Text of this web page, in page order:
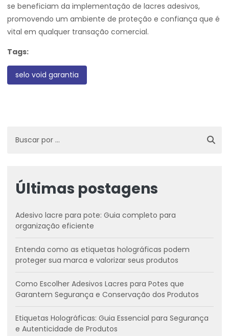
se beneficiam da implementação de lacres adesivos,
promovendo um ambiente de proteção e confiança que é
vital em qualquer transação comercial.
Tags:
selo void garantia
Últimas postagens
Adesivo lacre para pote: Guia completo para
organização eficiente
Entenda como as etiquetas holográficas podem
proteger sua marca e valorizar seus produtos
Como Escolher Adesivos Lacres para Potes que
Garantem Segurança e Conservação dos Produtos
Etiquetas Holográficas: Guia Essencial para Segurança
e Autenticidade de Produtos